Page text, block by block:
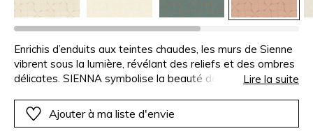
Enrichis d’enduits aux teintes chaudes, les murs de Sienne
vibrent sous la lumière, révélant des reliefs et des ombres
délicates. SIENNA symbolise la beauté de cette ville par
remarquable travail artisanal. Il rappelle les carreaux de
ciment traditionnels et se décline en six coloris, de l’ivoire à
Lire la suite
Ajouter à ma liste d'envie